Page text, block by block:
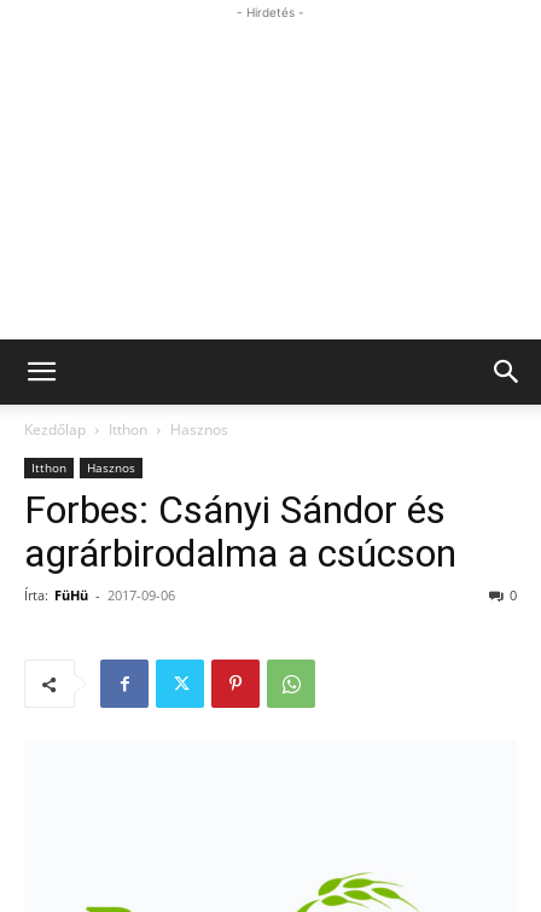
- Hirdetés -
Kezdőlap Itthon Hasznos
Itthon Hasznos
Forbes: Csányi Sándor és
agrárbirodalma a csúcson
Írta: FüHü - 2017-09-06 0